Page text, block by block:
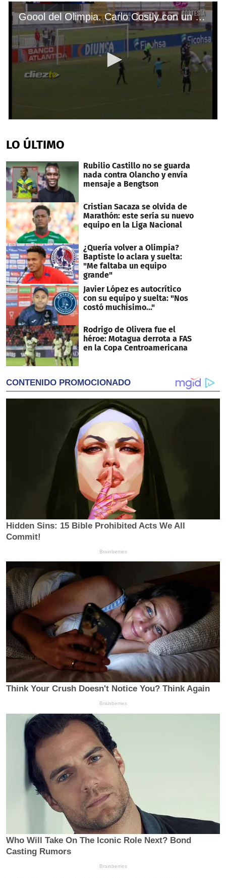
Goool del Olimpia. Carlo Costly con un rebote tiene ganando a los Albos sobre Honduras Progreso.
of
31
LO ÚLTIMO
Rubilio Castillo no se guarda
nada contra Olancho y envía
mensaje a Bengtson
Cristian Sacaza se olvida de
Marathón: este sería su nuevo
equipo en la Liga Nacional
¿Quería volver a Olimpia?
Baptiste lo aclara y suelta:
"Me faltaba un equipo
grande"
Javier López es autocrítico
con su equipo y suelta: "Nos
costó muchísimo..."
Rodrigo de Olivera fue el
héroe: Motagua derrota a FAS
en la Copa Centroamericana